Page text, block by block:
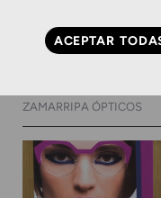
Gafas
belleza
ZAMARRIPA ÓPTICOS
ACEPTAR